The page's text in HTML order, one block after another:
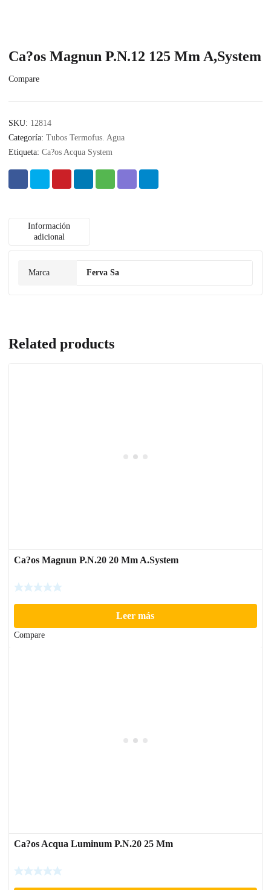
Ca?os Magnun P.N.12 125 Mm A,System
Compare
SKU: 12814
Categoría: Tubos Termofus. Agua
Etiqueta: Ca?os Acqua System
Información
adicional
Marca Ferva Sa
Related products
Ca?os Magnun P.N.20 20 Mm A.System
Leer más
Compare
Ca?os Acqua Luminum P.N.20 25 Mm